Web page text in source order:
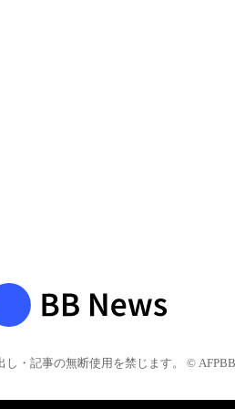
し・記事の無断使用を禁じます。 © AFPBB